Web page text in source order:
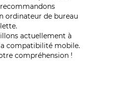
ordinateur de bureau
actuellement à
compatibilité mobile.
compréhension !